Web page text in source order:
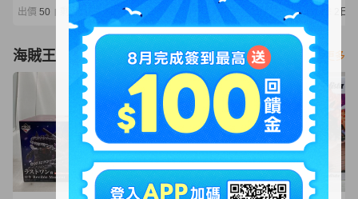
ート2 ラッキークローバ
ー33インチ ヘッドカバ
出價 50 剩餘
NX BLACK 50■中古■1円
～
出價33 剩餘 2日
古■1円～
出價28 2日
海賊王 看更多